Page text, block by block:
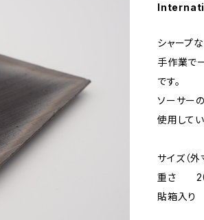
シャープ
手作業で
です。
ソーサー
使用して
サイズ（
重さ
貼箱入り